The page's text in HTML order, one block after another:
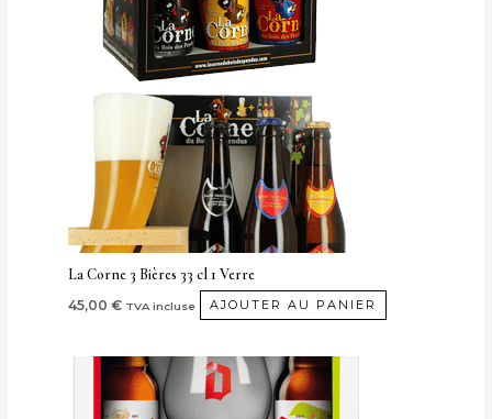
La Corne 3 Bières 33 cl 1 Verre
45,00€ TVA incluse AJOUTER AU PANIER